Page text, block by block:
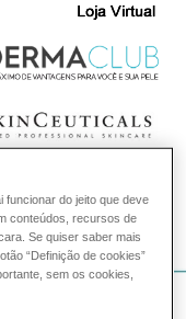
funcionar do jeito que deve
conteúdos, recursos de
Se quiser saber mais
“Definição de cookies”
sem os cookies,